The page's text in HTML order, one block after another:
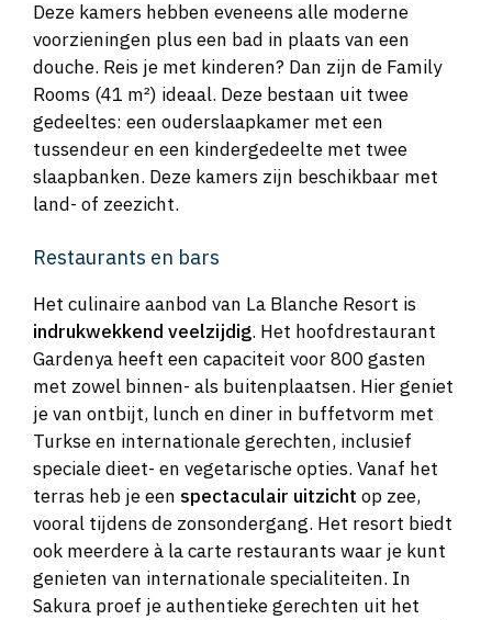
Deze kamers hebben eveneens alle moderne
voorzieningen plus een bad in plaats van een
douche. Reis je met kinderen? Dan zijn de Family
Rooms (41 m²) ideaal. Deze bestaan uit twee
gedeeltes: een ouderslaapkamer met een
tussendeur en een kindergedeelte met twee
slaapbanken. Deze kamers zijn beschikbaar met
land- of zeezicht.
Restaurants en bars
Het culinaire aanbod van La Blanche Resort is
indrukwekkend veelzijdig. Het hoofdrestaurant
Gardenya heeft een capaciteit voor 800 gasten
met zowel binnen- als buitenplaatsen. Hier geniet
je van ontbijt, lunch en diner in buffetvorm met
Turkse en internationale gerechten, inclusief
speciale dieet- en vegetarische opties. Vanaf het
terras heb je een spectaculair uitzicht op zee,
vooral tijdens de zonsondergang. Het resort biedt
ook meerdere à la carte restaurants waar je kunt
genieten van internationale specialiteiten. In
Sakura proef je authentieke gerechten uit het